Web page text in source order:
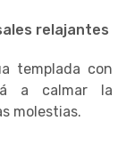
relajantes
templada con
a calmar la
molestias.